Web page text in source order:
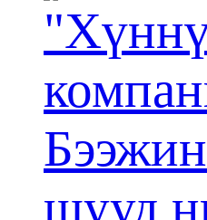
шууд